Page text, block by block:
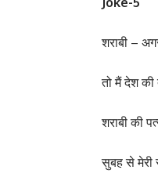
शराबी –
तो मैं देश
शराबी की
सुबह से मेरी